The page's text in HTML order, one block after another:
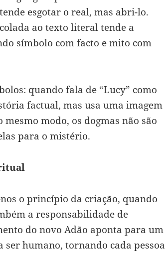
esgotar o real, mas abri-lo.
ao texto literal tende a
símbolo com facto e mito com
quando fala de “Lucy” como
factual, mas usa uma imagem
modo, os dogmas não são
para o mistério.
o princípio da criação, quando
a responsabilidade de
do novo Adão aponta para um
ser humano, tornando cada pessoa